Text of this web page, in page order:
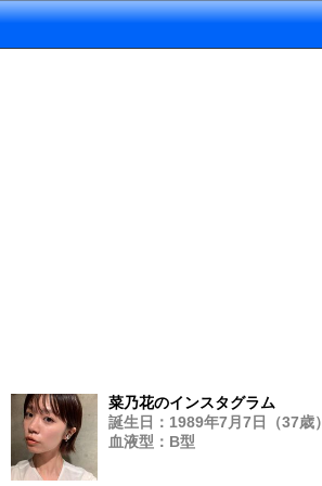
菜乃花のインスタグラム
誕生日：1989年7月7日（37歳）
血液型：B型